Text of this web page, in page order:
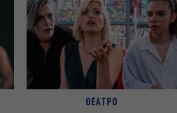
ΘΕΑΤΡΟ